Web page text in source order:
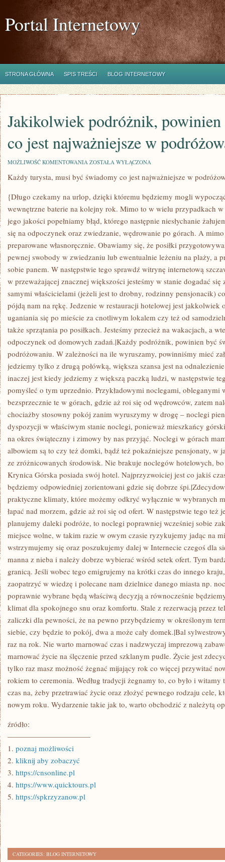
Portal Internetowy
STRONA GŁÓWNA SPIS TREŚCI BLOG INTERNETOWY
Jakikolwiek podróżnik, powinien
co jest najważniejsze w
MOŻLIWOŚĆ KOMENTOWANIA JAKIKOLWIEK
POWINIEN
CO
JEST
NAJWAŻNIEJSZE
W
PODRÓŻOWANIU
ZOSTAŁA WYŁĄCZONA
Każdy turysta, musi być świadomy co jest najważniejsze w
{Długo czekamy na urlop, dzięki któremu będziemy mogli
wewnętrzne baterie na kolejny rok. Mimo to w wielu przypadkach
jego jakości popełniamy błąd, którego następnie niesłychanie
się na odpoczynek oraz zwiedzanie, wędrowanie po górach. A
preparowane własnoręcznie. Obawiamy się, że posiłki
pewnej swobody w zwiedzaniu lub ewentualnie leżeniu na plaży, a
sobie panem. W następstwie tego sprawdź witrynę internetową
w przeważającej znacznej większości jesteśmy w stanie dogadać
samymi właścicielami (jeżeli jest to drobny, rodzinny pensjonacik)
pójdą nam na rękę. Jedzenie w restauracji hotelowej jest jakkolwiek
uganiania się po mieście za cnotliwym lokalem czy też od
także sprzątania po posiłkach. Jesteśmy przecież na wakacjach, a
odpoczynek od domowych zadań.|Każdy podróżnik, powinien być
podróżowaniu. W zależności na ile wyruszamy, powinniśmy mieć
jedziemy tylko z drugą połówką, większa szansa jest na
inaczej jest kiedy jedziemy z większą paczką ludzi, w następstwie
pomyśleć o tym uprzednio. Przykładowymi noclegami, obleganymi
bezsprzecznie te w górach, gdzie aż roi się od wędrowców, zatem
chociażby stosowny pokój zanim wyruszymy w drogę – noclegi
dyspozycji w właściwym stanie noclegi, ponieważ mieszkańcy
na okres świąteczny i zimowy by nas przyjąć. Noclegi w górach
albowiem są to czy też domki, bądź też pokaźniejsze pensjonaty, w
ze zróżnicowanych środowisk. Nie brakuje noclegów hotelowych,
Krynica Górska posiada swój hotel. Najprzyzwoiciej jest co jakiś
będziemy odpowiedniej zorientowani gdzie się dobrze
praktyczne klimaty, które możemy odkryć wyłącznie w wybranych
łapać nad morzem, gdzie aż roi się od ofert. W następstwie tego też
planujemy daleki podróże, to noclegi poprawniej wcześniej sobie
miejsce wolne, w takim razie w owym czasie ryzykujemy jadąc na
wstrzymujemy się oraz poszukujemy dalej w Internecie czegoś dla
manna z nieba i należy dobrze wybierać wśród setek ofert. Tym
granicą. Jeśli wobec tego emigrujemy na krótki czas do innego
zaopatrzyć w wiedzę i polecane nam dzielnice danego miasta np.
poprawnie wybrane będą właściwą decyzją a równocześnie
klimat dla spokojnego snu oraz komfortu. Stale z rezerwacją przez
zaliczki dla pewności, że na pewno przybędziemy w określonym
siebie, czy będzie to pokój, dwa a może cały domek.|Bal
raz na rok. Nie warto marnować czas i nadzwyczaj imprezową
marnować życie na ślęczenie przed szklanym pudle. Życie jest
tylko raz masz możność żegnać mijający rok co więcej przywitać
rokiem to ceremonia. Według tradycji żegnamy to, co było i
czas na, żeby przetrawiać życie oraz złożyć pewnego rodzaju cele,
nowym roku. Wydarzenie takie jak to, warto obchodzić z należytą
źródło:
———————————
1. poznaj możliwości
2. kliknij aby zobaczyć
3. https://cnsonline.pl
4. https://www.quicktours.pl
5. https://spkrzyzanow.pl
CATEGORIES: BLOG INTERNETOWY